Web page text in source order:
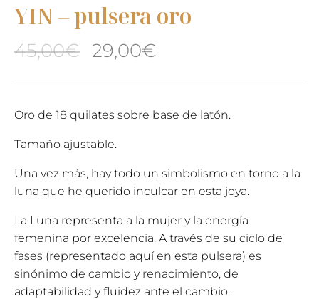
YIN – pulsera oro
45,00€ El
precio
original
era:
45,00€.
29,00€
precio
actual
29,00€.
Oro de 18 quilates sobre base de latón.
Tamaño ajustable.
Una vez más, hay todo un simbolismo en torno a la
luna que he querido inculcar en esta joya.
La Luna representa a la mujer y la energía
femenina por excelencia. A través de su ciclo de
fases (representado aquí en esta pulsera) es
sinónimo de cambio y renacimiento, de
adaptabilidad y fluidez ante el cambio.